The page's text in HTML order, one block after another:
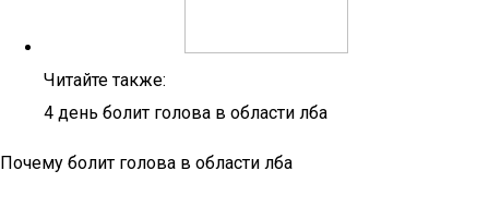
Читайте также:
4 день болит голова в области лба
Почему болит голова в области лба